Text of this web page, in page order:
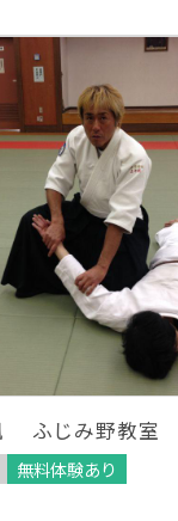
ふじみ野教室
無料体験あり